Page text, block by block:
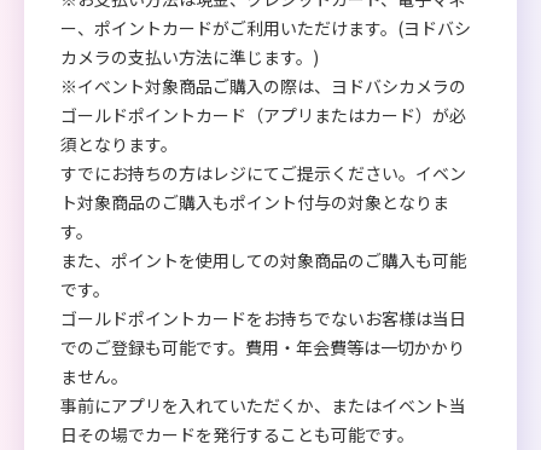
ー、ポイントカードがご利用いただけます。(ヨドバシ
カメラの支払い方法に準じます。)
※イベント対象商品ご購入の際は、ヨドバシカメラの
ゴールドポイントカード（アプリまたはカード）が必
須となります。
すでにお持ちの方はレジにてご提示ください。イベン
ト対象商品のご購入もポイント付与の対象となりま
す。
また、ポイントを使用しての対象商品のご購入も可能
です。
ゴールドポイントカードをお持ちでないお客様は当日
でのご登録も可能です。費用・年会費等は一切かかり
ません。
事前にアプリを入れていただくか、またはイベント当
日その場でカードを発行することも可能です。